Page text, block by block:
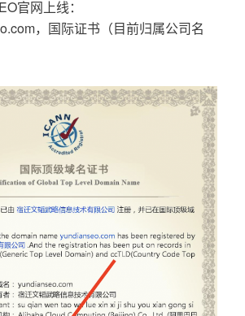
官网上线：
，国际证书（目前归属公司名